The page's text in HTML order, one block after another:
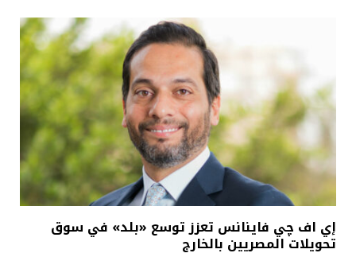
إي اف چي فاينانس تعزز توسع «بلد» في سوق
تحويلات المصريين بالخارج